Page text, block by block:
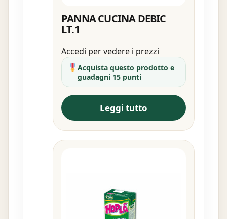
PANNA CUCINA DEBIC
LT.1
Accedi per vedere i prezzi
Acquista questo prodotto e
guadagni 15 punti
Leggi tutto